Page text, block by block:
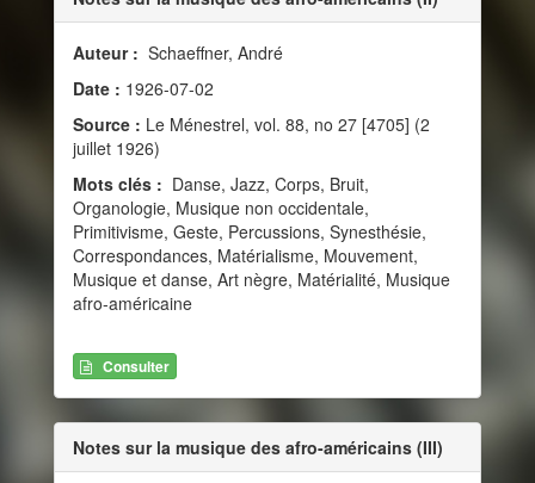
Auteur : Schaeffner, André
Date : 1926-07-02
Source : Le Ménestrel, vol. 88, no 27 [4705] (2
juillet 1926)
Mots clés : Danse, Jazz, Corps, Bruit,
Organologie, Musique non occidentale,
Primitivisme, Geste, Percussions, Synesthésie,
Correspondances, Matérialisme, Mouvement,
Musique et danse, Art nègre, Matérialité, Musique
afro-américaine
Consulter
Notes sur la musique des afro-américains (III)